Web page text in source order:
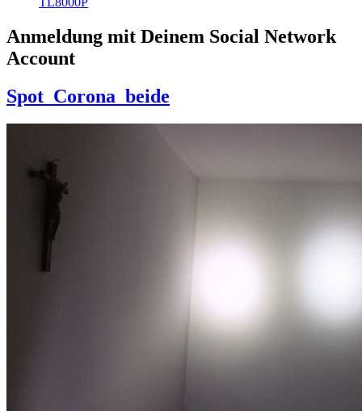
Anmeldung mit Deinem Social Network
Account
Spot_Corona_beide